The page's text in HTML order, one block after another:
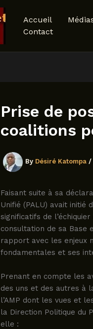
Accueil
Contact
Prise de
coalitions
By Désiré Katompa /
Faisant suite à sa
Unifié (PALU) avait
significatifs de
consultation de sa Base
rapport avec les enjeux
fondamentales et ses
Prenant en compte les
des uns et des autres à
l’AMP dont les vues et
la Direction Politique du
elle :